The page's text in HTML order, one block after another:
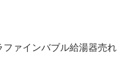
ファインバブル給湯器売れ